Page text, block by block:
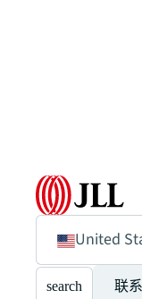
United
search 联